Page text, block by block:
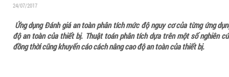
24/07/2017
Ứng dụng Đánh giá an toàn phân tích mức độ nguy cơ của từng ứng
độ an toàn của thiết bị. Thuật toán phân tích dựa trên một số nghiên
đồng thời cũng khuyến cáo cách nâng cao độ an toàn của thiết bị.